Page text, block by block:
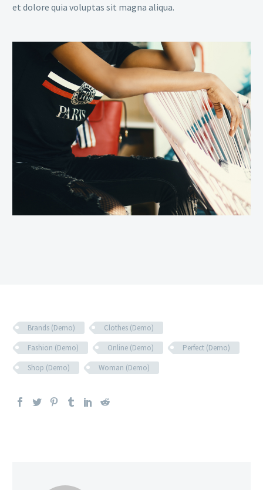
et dolore quia voluptas sit magna aliqua.
Brands (Demo)
Clothes (Demo)
Fashion (Demo)
Online (Demo)
Perfect (Demo)
Shop (Demo)
Woman (Demo)